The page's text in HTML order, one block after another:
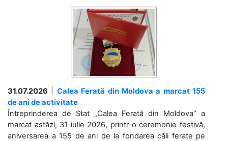
31.07.2026
Calea Ferată din Moldova a marcat 155
de ani de activitate
Întreprinderea de Stat „Calea Ferată din Moldova” a
marcat astăzi, 31 iulie 2026, printr-o ceremonie festivă,
aniversarea a 155 de ani de la fondarea căii ferate pe